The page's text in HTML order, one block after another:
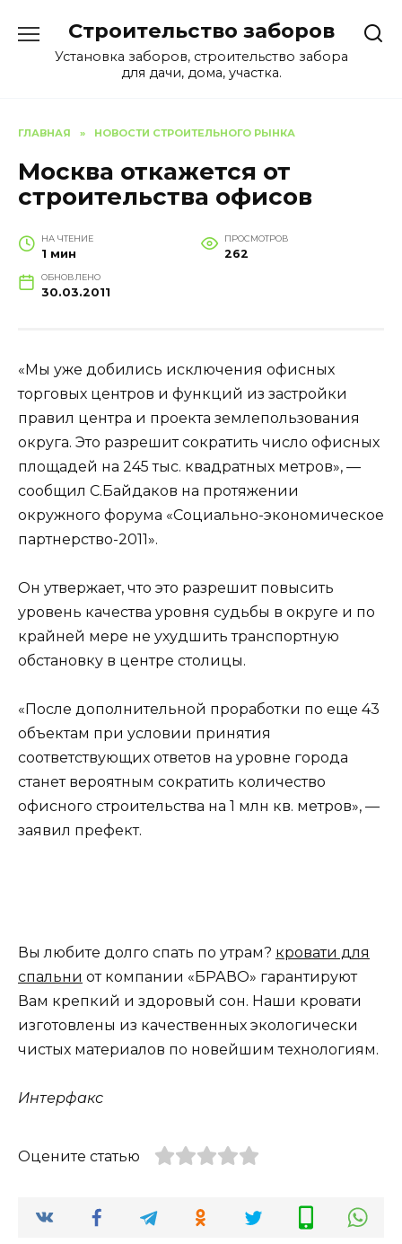
содержанию
Строительство заборов
Установка заборов, строительство забора
для дачи, дома, участка.
ГЛАВНАЯ » НОВОСТИ СТРОИТЕЛЬНОГО РЫНКА
Москва откажется от
строительства офисов
НА ЧТЕНИЕ
1 мин
ПРОСМОТРОВ
262
ОБНОВЛЕНО
30.03.2011
«Мы уже добились исключения офисных
торговых центров и функций из застройки
правил центра и проекта землепользования
округа. Это разрешит сократить число офисных
площадей на 245 тыс. квадратных метров», —
сообщил С.Байдаков на протяжении
окружного форума «Социально-экономическое
партнерство-2011».
Он утвержает, что это разрешит повысить
уровень качества уровня судьбы в округе и по
крайней мере не ухудшить транспортную
обстановку в центре столицы.
«После дополнительной проработки по еще 43
объектам при условии принятия
соответствующих ответов на уровне города
станет вероятным сократить количество
офисного строительства на 1 млн кв. метров», —
заявил префект.
Вы любите долго спать по утрам? кровати для
спальни от компании «БРАВО» гарантируют
Вам крепкий и здоровый сон. Наши кровати
изготовлены из качественных экологически
чистых материалов по новейшим технологиям.
Интерфакс
Оцените статью